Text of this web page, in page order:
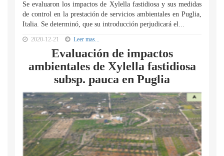
Se evaluaron los impactos de Xylella fastidiosa y sus medidas
de control en la prestación de servicios ambientales en Puglia,
Italia. Se determinó, que su introducción perjudicará el...
2020-12-21 Leer mas...
Evaluación de impactos
ambientales de Xylella fastidiosa
subsp. pauca en Puglia